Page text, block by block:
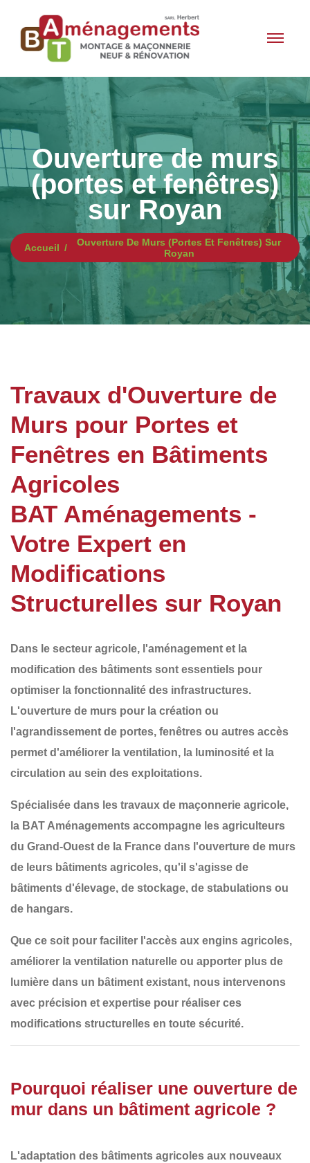
Ouverture de murs
(portes et fenêtres)
sur Royan
Accueil
Ouverture De Murs (portes Et Fenêtres) Sur
Royan
Travaux d'Ouverture de
Murs pour Portes et
Fenêtres en Bâtiments
Agricoles
BAT Aménagements -
Votre Expert en
Modifications
Structurelles sur Royan
Dans le secteur agricole, l'aménagement et la
modification des bâtiments sont essentiels pour
optimiser la fonctionnalité des infrastructures.
L'ouverture de murs pour la création ou
l'agrandissement de portes, fenêtres ou autres accès
permet d'améliorer la ventilation, la luminosité et la
circulation au sein des exploitations.
Spécialisée dans les travaux de maçonnerie agricole,
la BAT Aménagements accompagne les agriculteurs
du Grand-Ouest de la France dans l'ouverture de murs
de leurs bâtiments agricoles, qu'il s'agisse de
bâtiments d'élevage, de stockage, de stabulations ou
de hangars.
Que ce soit pour faciliter l'accès aux engins agricoles,
améliorer la ventilation naturelle ou apporter plus de
lumière dans un bâtiment existant, nous intervenons
avec précision et expertise pour réaliser ces
modifications structurelles en toute sécurité.
Pourquoi réaliser une ouverture de
mur dans un bâtiment agricole ?
L'adaptation des bâtiments agricoles aux nouveaux